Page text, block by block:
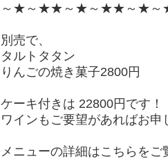
～★～★★～★～★★～★
別売で、
タルトタタン
りんごの焼き菓子2800円
ケーキ付きは 22800円です！
ワインもご要望があればお申
メニューの詳細はこちらをご